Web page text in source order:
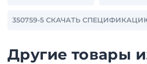
350759-5 СКАЧАТЬ
Другие товары